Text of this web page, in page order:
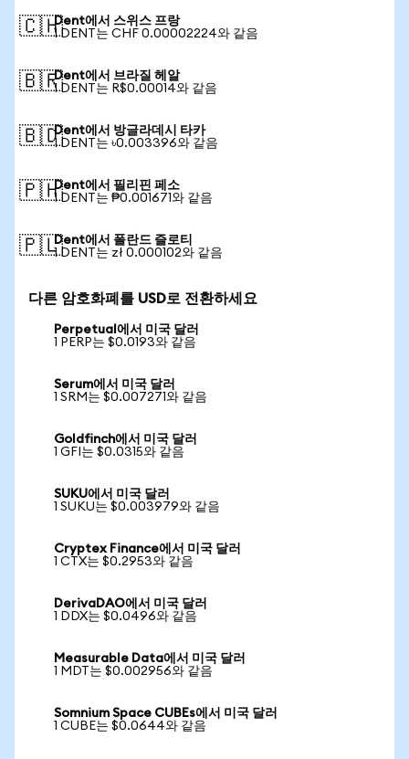
🇨🇭Dent에서 스위스 프랑
1 DENT는 CHF 0.00002224와 같음
🇧🇷Dent에서 브라질 헤알
1 DENT는 R$0.00014와 같음
🇧🇩Dent에서 방글라데시 타카
1 DENT는 ৳0.003396와 같음
🇵🇭Dent에서 필리핀 페소
1 DENT는 ₱0.001671와 같음
🇵🇱Dent에서 폴란드 즐로티
1 DENT는 zł 0.000102와 같음
다른 암호화폐를 USD로 전환하세요
Perpetual에서 미국 달러
1 PERP는 $0.0193와 같음
Serum에서 미국 달러
1 SRM는 $0.007271와 같음
Goldfinch에서 미국 달러
1 GFI는 $0.0315와 같음
SUKU에서 미국 달러
1 SUKU는 $0.003979와 같음
Cryptex Finance에서 미국 달러
1 CTX는 $0.2953와 같음
DerivaDAO에서 미국 달러
1 DDX는 $0.0496와 같음
Measurable Data에서 미국 달러
1 MDT는 $0.002956와 같음
Somnium Space CUBEs에서 미국 달러
1 CUBE는 $0.0644와 같음